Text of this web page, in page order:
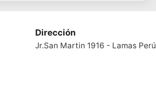
Dirección
Jr.San Martin 1916 - Lamas Perú